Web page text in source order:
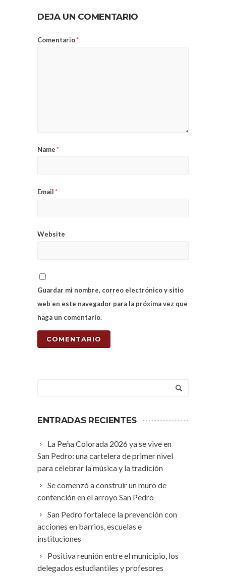
DEJA UN COMENTARIO
Comentario*
Name*
Email*
Website
Guardar mi nombre, correo electrónico y sitio
web en este navegador para la próxima vez que
haga un comentario.
ENTRADAS RECIENTES
La Peña Colorada 2026 ya se vive en
San Pedro: una cartelera de primer nivel
para celebrar la música y la tradición
Se comenzó a construir un muro de
contención en el arroyo San Pedro
San Pedro fortalece la prevención con
acciones en barrios, escuelas e
instituciones
Positiva reunión entre el municipio, los
delegados estudiantiles y profesores